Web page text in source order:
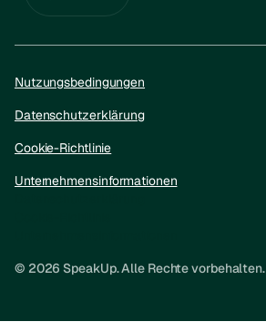
© 2026 SpeakUp. Alle Rechte vorbehalten.
Nutzungsbedingungen
Datenschutzerklärung
Cookie-Richtlinie
Unternehmensinformationen